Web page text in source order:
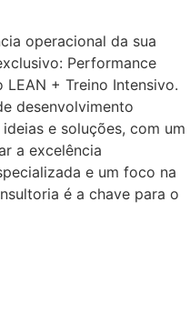
operacional da sua
Performance
+ Treino Intensivo.
desenvolvimento
e soluções, com um
a excelência
e um foco na
é a chave para o